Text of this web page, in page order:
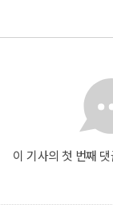
이 기사의 첫 번째